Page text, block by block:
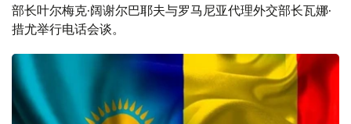
部长叶尔梅克·阔谢尔巴耶夫与罗马尼亚代理外交部长瓦娜·
措尤举行电话会谈。